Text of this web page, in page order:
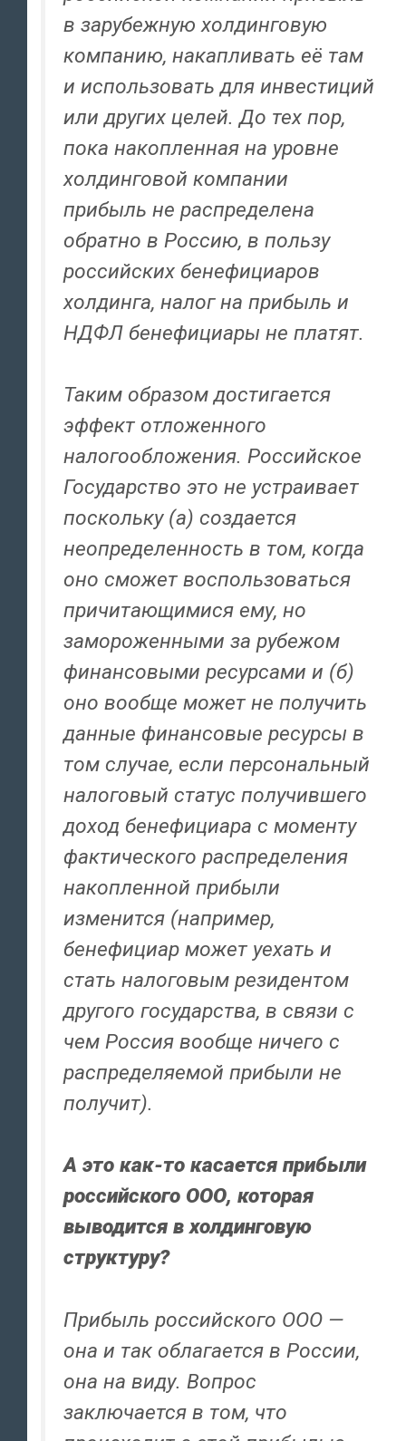
в зарубежную холдинговую
компанию, накапливать её там
и использовать для инвестиций
или других целей. До тех пор,
пока накопленная на уровне
холдинговой компании
прибыль не распределена
обратно в Россию, в пользу
российских бенефициаров
холдинга, налог на прибыль и
НДФЛ бенефициары не платят.
Таким образом достигается
эффект отложенного
налогообложения. Российское
Государство это не устраивает
поскольку (а) создается
неопределенность в том, когда
оно сможет воспользоваться
причитающимися ему, но
замороженными за рубежом
финансовыми ресурсами и (б)
оно вообще может не получить
данные финансовые ресурсы в
том случае, если персональный
налоговый статус получившего
доход бенефициара с моменту
фактического распределения
накопленной прибыли
изменится (например,
бенефициар может уехать и
стать налоговым резидентом
другого государства, в связи с
чем Россия вообще ничего с
распределяемой прибыли не
получит).
А это как-то касается прибыли
российского ООО, которая
выводится в холдинговую
структуру?
Прибыль российского ООО —
она и так облагается в России,
она на виду. Вопрос
заключается в том, что